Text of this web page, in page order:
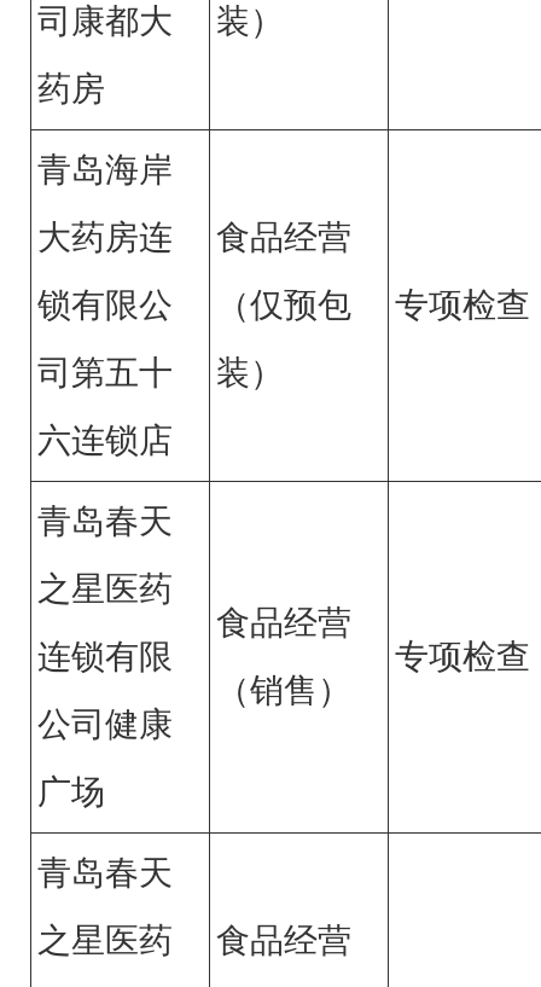
司康都大
药房
装）
青岛海岸
大药房连
锁有限公
司第五十
六连锁店
食品经营
（仅预包
装）
专项检查
青岛春天
之星医药
连锁有限
公司健康
广场
食品经营
（销售）
专项检查
青岛春天
之星医药
食品经营